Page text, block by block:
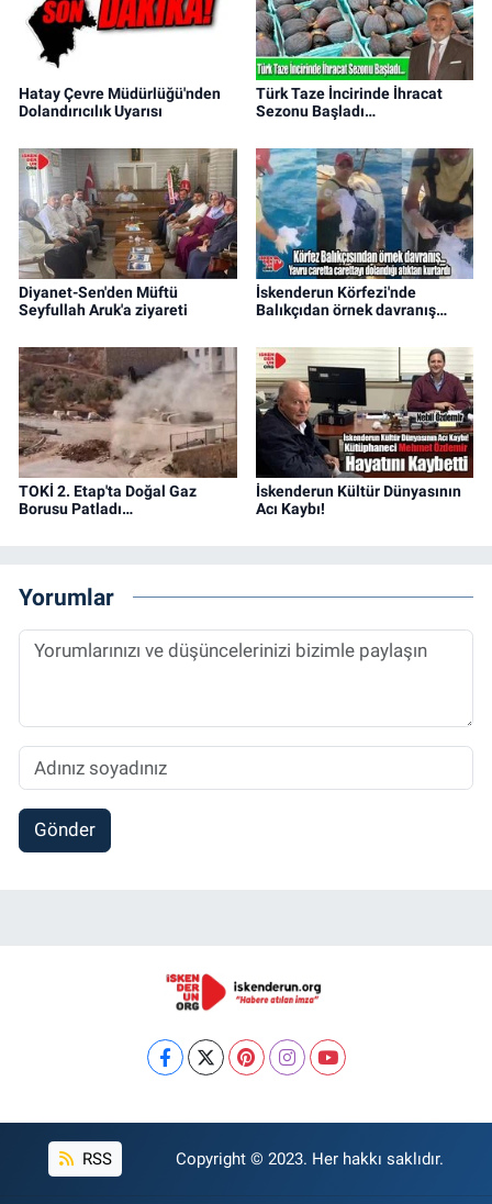
Hatay Çevre Müdürlüğü'nden
Dolandırıcılık Uyarısı
Türk Taze İncirinde İhracat
Sezonu Başladı…
Diyanet-Sen'den Müftü
Seyfullah Aruk'a ziyareti
İskenderun Körfezi'nde
Balıkçıdan örnek davranış…
TOKİ 2. Etap'ta Doğal Gaz
Borusu Patladı…
İskenderun Kültür Dünyasının
Acı Kaybı!
Yorumlar
Gönder
RSS Copyright © 2023. Her hakkı saklıdır.